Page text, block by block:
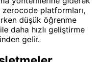
platformları,
düşük öğrenme
daha hızlı geliştirme
gelir.